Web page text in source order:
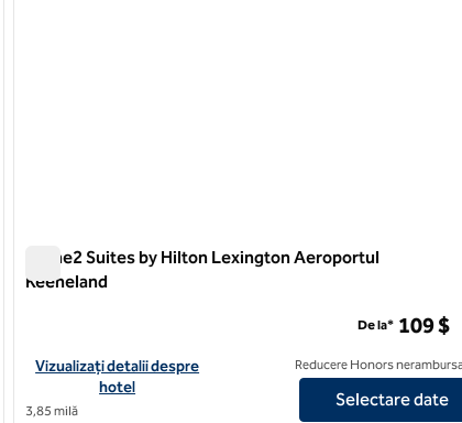
UK Coldstream
Home2 Suites by Hilton Lexington Aeroportul
Keeneland
Vizualizați detaliile hotelului pentru Home2 Suites by Hilton
Vizualizați detalii despre
hotel
3,85 milă
De la* 109 $
Reducere Honors
Selectare date